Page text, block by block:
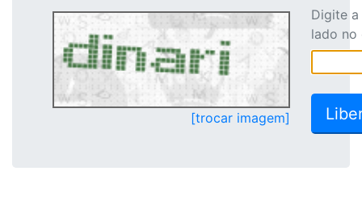
[trocar imagem]
Digite
lado no